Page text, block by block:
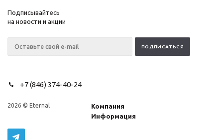
Подписывайтесь
на новости и акции
+7 (846) 374-40-24
2026 © Eternal
Компания
Информация